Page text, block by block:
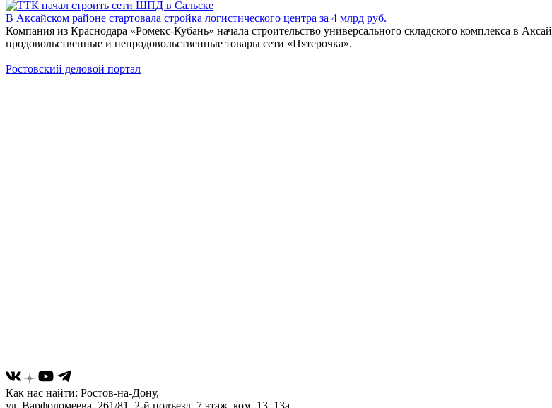
В Аксайском районе стартовала стройка логистического центра за 4 млрд руб.
Компания из Краснодара «Ромекс-Кубань» начала строительство универсального складского комплекса в
продовольственные и непродовольственные товары сети «Пятерочка».
Ростовский деловой портал
Как нас найти: Ростов-на-Дону,
ул. Варфоломеева, 261/81, 2-й подъезд, 7 этаж, ком. 13, 13а